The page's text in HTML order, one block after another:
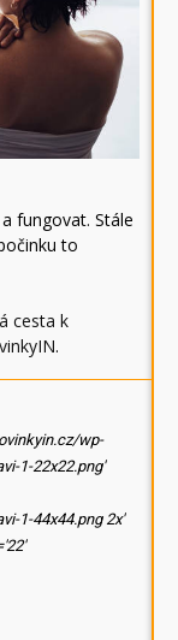
fungovat. Stále
to
cesta k
.
wp-
1-22x22.png'
1-44x44.png 2x'